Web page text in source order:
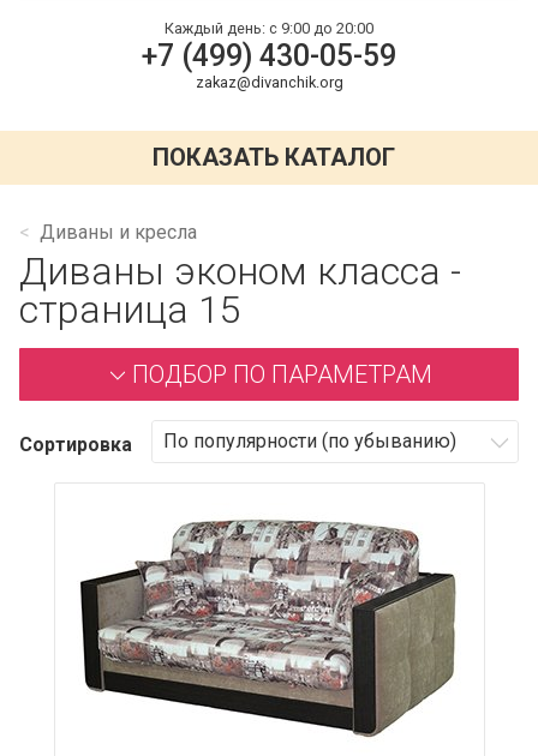
Каждый день: с 9:00 до 20:00
+7 (499) 430-05-59
zakaz@divanchik.org
ПОКАЗАТЬ КАТАЛОГ
Диваны и кресла
Диваны эконом класса -
страница 15
ПОДБОР ПО ПАРАМЕТРАМ
Сортировка